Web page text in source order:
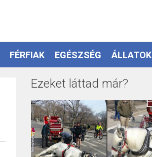
FÉRFIAK EGÉSZSÉG ÁLLATOK
Ezeket láttad már?